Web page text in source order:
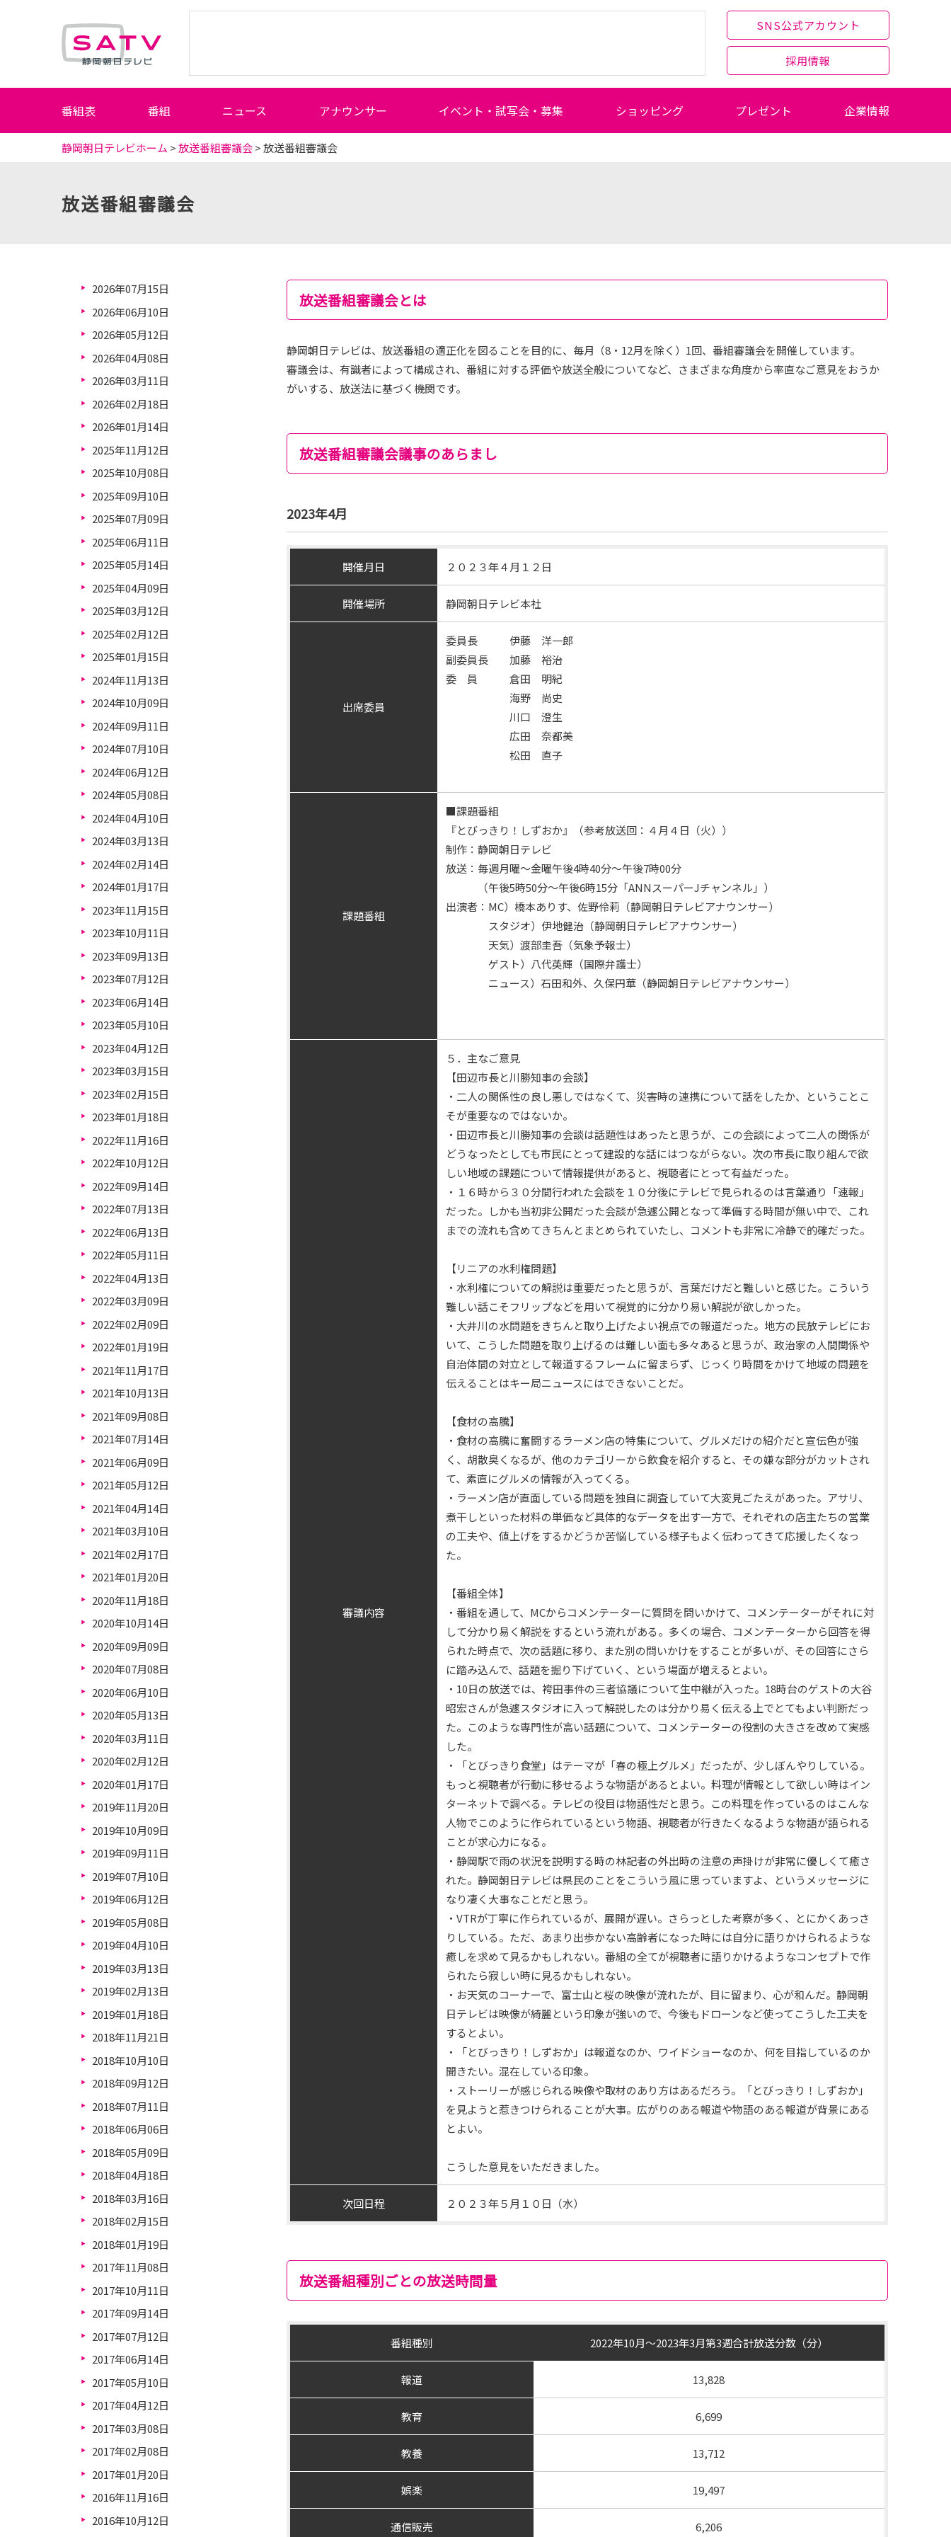
SNS公式アカウント
採用情報
番組表 番組 ニュース アナウンサー イベント・試写会・募集 ショッピング プレゼント 企業情報
静岡朝日テレビホーム >放送番組審議会> 放送番組審議会
放送番組審議会
放送番組審議会とは
静岡朝日テレビは、放送番組の適正化を図ることを目的に、毎月（8・12月を除く）1回、番組審議会を開催しています。
審議会は、有識者によって構成され、番組に対する評価や放送全般についてなど、さまざまな角度から率直なご意見をおうか
がいする、放送法に基づく機関です。
放送番組審議会議事のあらまし
2023年4月
開催月日 ２０２３年４月１２日
開催場所 静岡朝日テレビ本社
出席委員
委員長 伊藤 洋一郎
副委員長 加藤 裕治
委 員 倉田 明紀
海野 尚史
川口 澄生
広田 奈都美
松田 直子
課題番組
■課題番組
『とびっきり！しずおか』（参考放送回：４月４日（火））
制作：静岡朝日テレビ
放送：毎週月曜～金曜午後4時40分～午後7時00分
（午後5時50分～午後6時15分「ANNスーパーJチャンネル」）
出演者：MC）橋本ありす、佐野伶莉（静岡朝日テレビアナウンサー）
スタジオ）伊地健治（静岡朝日テレビアナウンサー）
天気）渡部圭吾（気象予報士）
ゲスト）八代英輝（国際弁護士）
ニュース）石田和外、久保円華（静岡朝日テレビアナウンサー）
審議内容
５．主なご意見
【田辺市長と川勝知事の会談】
・二人の関係性の良し悪しではなくて、災害時の連携について話をしたか、ということこ
そが重要なのではないか。
・田辺市長と川勝知事の会談は話題性はあったと思うが、この会談によって二人の関係が
どうなったとしても市民にとって建設的な話にはつながらない。次の市長に取り組んで欲
しい地域の課題について情報提供があると、視聴者にとって有益だった。
・１６時から３０分間行われた会談を１０分後にテレビで見られるのは言葉通り「速報」
だった。しかも当初非公開だった会談が急遽公開となって準備する時間が無い中で、これ
までの流れも含めてきちんとまとめられていたし、コメントも非常に冷静で的確だった。
【リニアの水利権問題】
・水利権についての解説は重要だったと思うが、言葉だけだと難しいと感じた。こういう
難しい話こそフリップなどを用いて視覚的に分かり易い解説が欲しかった。
・大井川の水問題をきちんと取り上げたよい視点での報道だった。地方の民放テレビにお
いて、こうした問題を取り上げるのは難しい面も多々あると思うが、政治家の人間関係や
自治体間の対立として報道するフレームに留まらず、じっくり時間をかけて地域の問題を
伝えることはキー局ニュースにはできないことだ。
【食材の高騰】
・食材の高騰に奮闘するラーメン店の特集について、グルメだけの紹介だと宣伝色が強
く、胡散臭くなるが、他のカテゴリーから飲食を紹介すると、その嫌な部分がカットされ
て、素直にグルメの情報が入ってくる。
・ラーメン店が直面している問題を独自に調査していて大変見ごたえがあった。アサリ、
煮干しといった材料の単価など具体的なデータを出す一方で、それぞれの店主たちの営業
の工夫や、値上げをするかどうか苦悩している様子もよく伝わってきて応援したくなっ
た。
【番組全体】
・番組を通して、MCからコメンテーターに質問を問いかけて、コメンテーターがそれに対
して分かり易く解説をするという流れがある。多くの場合、コメンテーターから回答を得
られた時点で、次の話題に移り、また別の問いかけをすることが多いが、その回答にさら
に踏み込んで、話題を掘り下げていく、という場面が増えるとよい。
・10日の放送では、袴田事件の三者協議について生中継が入った。18時台のゲストの大谷
昭宏さんが急遽スタジオに入って解説したのは分かり易く伝える上でとてもよい判断だっ
た。このような専門性が高い話題について、コメンテーターの役割の大きさを改めて実感
した。
・「とびっきり食堂」はテーマが「春の極上グルメ」だったが、少しぼんやりしている。
もっと視聴者が行動に移せるような物語があるとよい。料理が情報として欲しい時はイン
ターネットで調べる。テレビの役目は物語性だと思う。この料理を作っているのはこんな
人物でこのように作られているという物語、視聴者が行きたくなるような物語が語られる
ことが求心力になる。
・静岡駅で雨の状況を説明する時の林記者の外出時の注意の声掛けが非常に優しくて癒さ
れた。静岡朝日テレビは県民のことをこういう風に思っていますよ、というメッセージに
なり凄く大事なことだと思う。
・VTRが丁寧に作られているが、展開が遅い。さらっとした考察が多く、とにかくあっさ
りしている。ただ、あまり出歩かない高齢者になった時には自分に語りかけられるような
癒しを求めて見るかもしれない。番組の全てが視聴者に語りかけるようなコンセプトで作
られたら寂しい時に見るかもしれない。
・お天気のコーナーで、富士山と桜の映像が流れたが、目に留まり、心が和んだ。静岡朝
日テレビは映像が綺麗という印象が強いので、今後もドローンなど使ってこうした工夫を
するとよい。
・「とびっきり！しずおか」は報道なのか、ワイドショーなのか、何を目指しているのか
聞きたい。混在している印象。
・ストーリーが感じられる映像や取材のあり方はあるだろう。「とびっきり！しずおか」
を見ようと惹きつけられることが大事。広がりのある報道や物語のある報道が背景にある
とよい。
こうした意見をいただきました。
次回日程 ２０２３年５月１０日（水）
放送番組種別ごとの放送時間量
番組種別 2022年10月～2023年3月第3週合計放送分数（分）
報道 13,828
教育 6,699
教養 13,712
娯楽 19,497
通信販売 6,206
2026年07月15日
2026年06月10日
2026年05月12日
2026年04月08日
2026年03月11日
2026年02月18日
2026年01月14日
2025年11月12日
2025年10月08日
2025年09月10日
2025年07月09日
2025年06月11日
2025年05月14日
2025年04月09日
2025年03月12日
2025年02月12日
2025年01月15日
2024年11月13日
2024年10月09日
2024年09月11日
2024年07月10日
2024年06月12日
2024年05月08日
2024年04月10日
2024年03月13日
2024年02月14日
2024年01月17日
2023年11月15日
2023年10月11日
2023年09月13日
2023年07月12日
2023年06月14日
2023年05月10日
2023年04月12日
2023年03月15日
2023年02月15日
2023年01月18日
2022年11月16日
2022年10月12日
2022年09月14日
2022年07月13日
2022年06月13日
2022年05月11日
2022年04月13日
2022年03月09日
2022年02月09日
2022年01月19日
2021年11月17日
2021年10月13日
2021年09月08日
2021年07月14日
2021年06月09日
2021年05月12日
2021年04月14日
2021年03月10日
2021年02月17日
2021年01月20日
2020年11月18日
2020年10月14日
2020年09月09日
2020年07月08日
2020年06月10日
2020年05月13日
2020年03月11日
2020年02月12日
2020年01月17日
2019年11月20日
2019年10月09日
2019年09月11日
2019年07月10日
2019年06月12日
2019年05月08日
2019年04月10日
2019年03月13日
2019年02月13日
2019年01月18日
2018年11月21日
2018年10月10日
2018年09月12日
2018年07月11日
2018年06月06日
2018年05月09日
2018年04月18日
2018年03月16日
2018年02月15日
2018年01月19日
2017年11月08日
2017年10月11日
2017年09月14日
2017年07月12日
2017年06月14日
2017年05月10日
2017年04月12日
2017年03月08日
2017年02月08日
2017年01月20日
2016年11月16日
2016年10月12日